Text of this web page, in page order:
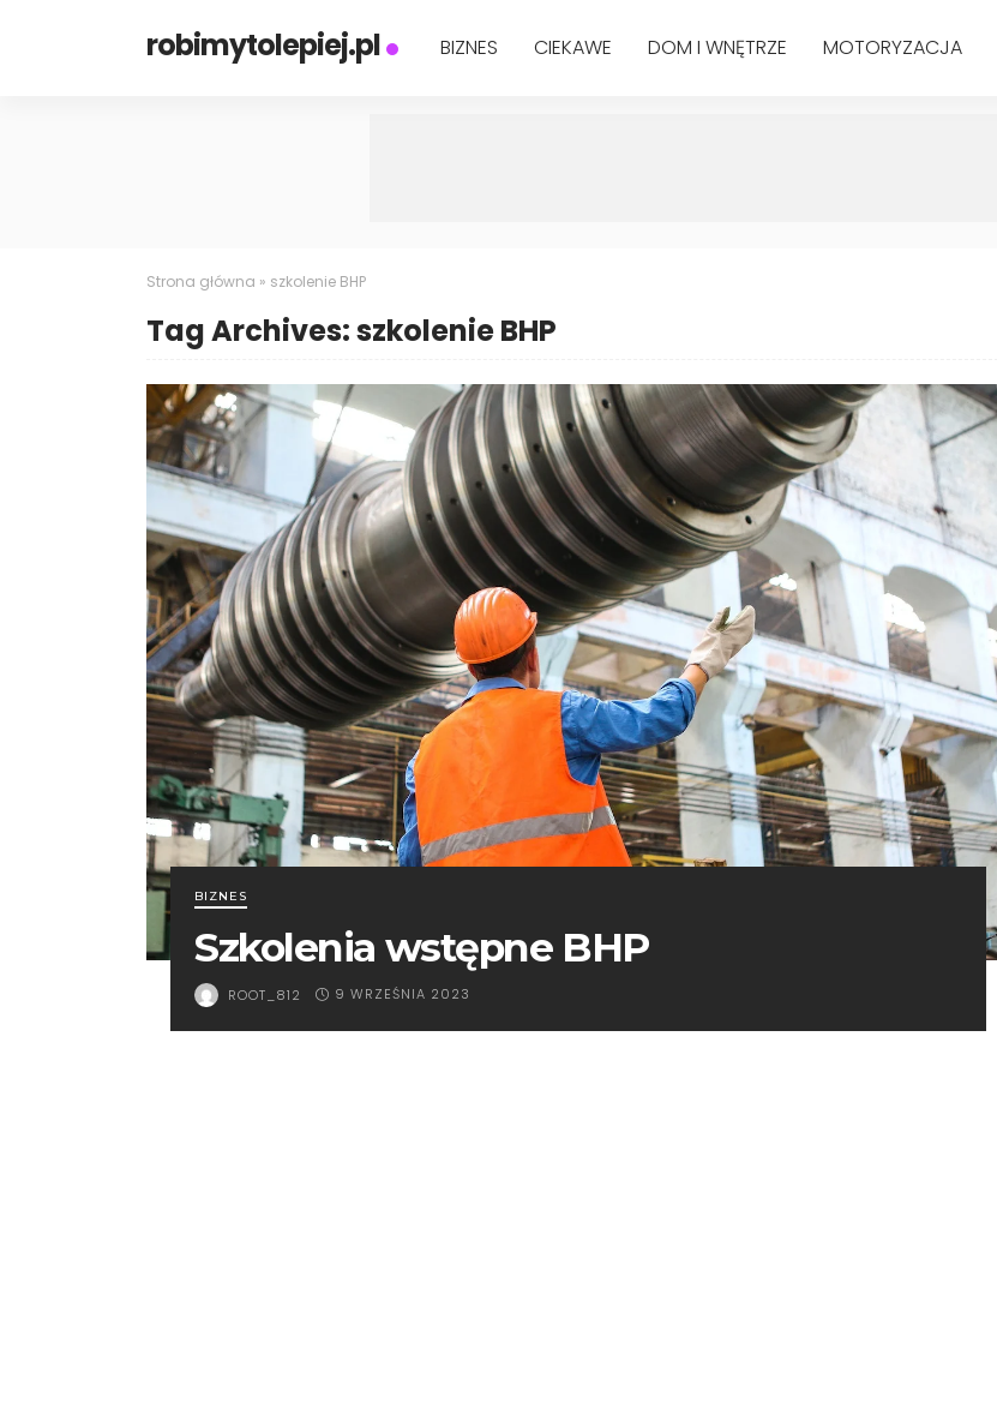
robimytolepiej.pl BIZNES CIEKAWE DOM I WNĘTRZE MOTORYZACJA
Strona główna » szkolenie BHP
Tag Archives: szkolenie BHP
BIZNES
Szkolenia wstępne BHP
ROOT_812 9 WRZEŚNIA 2023